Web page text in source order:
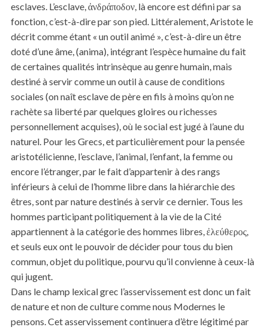
esclaves. L’esclave, ἀνδράποδον, là encore est défini par sa
fonction, c’est-à-dire par son pied. Littéralement, Aristote le
décrit comme étant « un outil animé », c’est-à-dire un être
doté d’une âme, (anima), intégrant l’espèce humaine du fait
de certaines qualités intrinsèque au genre humain, mais
destiné à servir comme un outil à cause de conditions
sociales (on naît esclave de père en fils à moins qu’on ne
rachète sa liberté par quelques gloires ou richesses
personnellement acquises), où le social est jugé à l’aune du
naturel. Pour les Grecs, et particulièrement pour la pensée
aristotélicienne, l’esclave, l’animal, l’enfant, la femme ou
encore l’étranger, par le fait d’appartenir à des rangs
inférieurs à celui de l’homme libre dans la hiérarchie des
êtres, sont par nature destinés à servir ce dernier. Tous les
hommes participant politiquement à la vie de la Cité
appartiennent à la catégorie des hommes libres, ἐλεύθερος,
et seuls eux ont le pouvoir de décider pour tous du bien
commun, objet du politique, pourvu qu’il convienne à ceux-là
qui jugent.
Dans le champ lexical grec l’asservissement est donc un fait
de nature et non de culture comme nous Modernes le
pensons. Cet asservissement continuera d’être légitimé par